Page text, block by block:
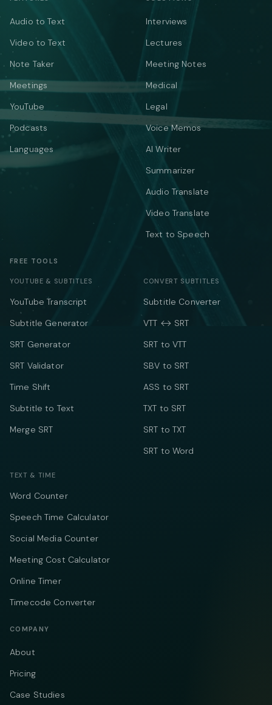
Audio to Text
Video to Text
Note Taker
Meetings
YouTube
Podcasts
Languages
Interviews
Lectures
Meeting Notes
Medical
Legal
Voice Memos
AI Writer
Summarizer
Audio Translate
Video Translate
Text to Speech
FREE TOOLS
YOUTUBE & SUBTITLES
YouTube Transcript
Subtitle Generator
SRT Generator
SRT Validator
Time Shift
Subtitle to Text
Merge SRT
CONVERT SUBTITLES
Subtitle Converter
VTT ↔ SRT
SRT to VTT
SBV to SRT
ASS to SRT
TXT to SRT
SRT to TXT
SRT to Word
TEXT & TIME
Word Counter
Speech Time Calculator
Social Media Counter
Meeting Cost Calculator
Online Timer
Timecode Converter
COMPANY
About
Pricing
Case Studies